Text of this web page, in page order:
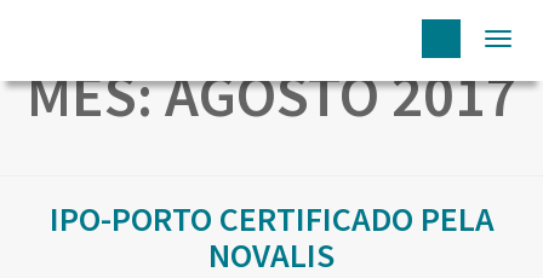
MÊS:AGOSTO 2017
IPO-PORTO CERTIFICADO PELA
NOVALIS